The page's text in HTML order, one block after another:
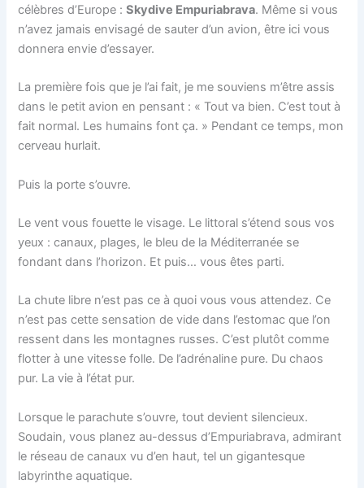
célèbres d’Europe :Skydive Empuriabrava. Même si vous
n’avez jamais envisagé de sauter d’un avion, être ici vous
donnera envie d’essayer.
La première fois que je l’ai fait, je me souviens m’être assis
dans le petit avion en pensant : « Tout va bien. C’est tout à
fait normal. Les humains font ça. » Pendant ce temps, mon
cerveau hurlait.
Puis la porte s’ouvre.
Le vent vous fouette le visage. Le littoral s’étend sous vos
yeux : canaux, plages, le bleu de la Méditerranée se
fondant dans l’horizon. Et puis… vous êtes parti.
La chute libre n’est pas ce à quoi vous vous attendez. Ce
n’est pas cette sensation de vide dans l’estomac que l’on
ressent dans les montagnes russes. C’est plutôt comme
flotter à une vitesse folle. De l’adrénaline pure. Du chaos
pur. La vie à l’état pur.
Lorsque le parachute s’ouvre, tout devient silencieux.
Soudain, vous planez au-dessus d’Empuriabrava, admirant
le réseau de canaux vu d’en haut, tel un gigantesque
labyrinthe aquatique.